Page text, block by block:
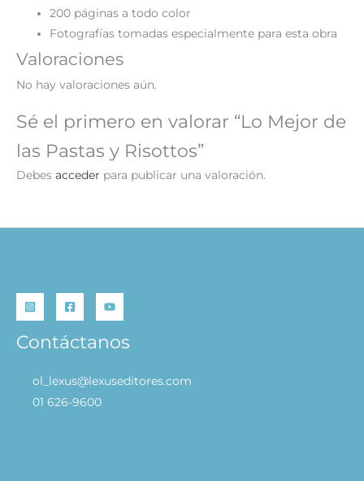
200 páginas a todo color
Fotografías tomadas especialmente para esta obra
Valoraciones
No hay valoraciones aún.
Sé el primero en valorar “Lo Mejor de
las Pastas y Risottos”
Debes acceder para publicar una valoración.
Contáctanos
ol_lexus@lexuseditores.com
01 626-9600